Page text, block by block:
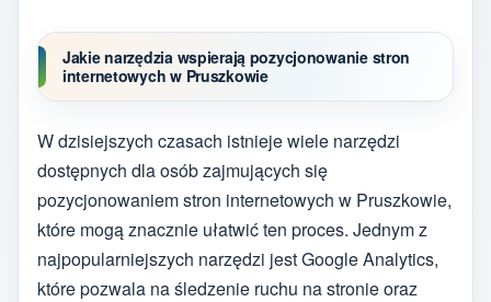
Jakie narzędzia wspierają pozycjonowanie stron
internetowych w Pruszkowie
W dzisiejszych czasach istnieje wiele narzędzi
dostępnych dla osób zajmujących się
pozycjonowaniem stron internetowych w Pruszkowie,
które mogą znacznie ułatwić ten proces. Jednym z
najpopularniejszych narzędzi jest Google Analytics,
które pozwala na śledzenie ruchu na stronie oraz